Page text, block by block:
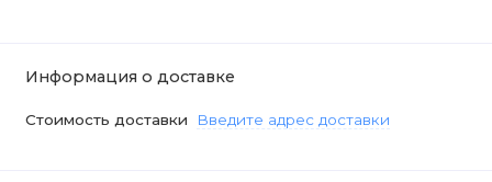
Информация о доставке
Стоимость доставки Введите адрес доставки